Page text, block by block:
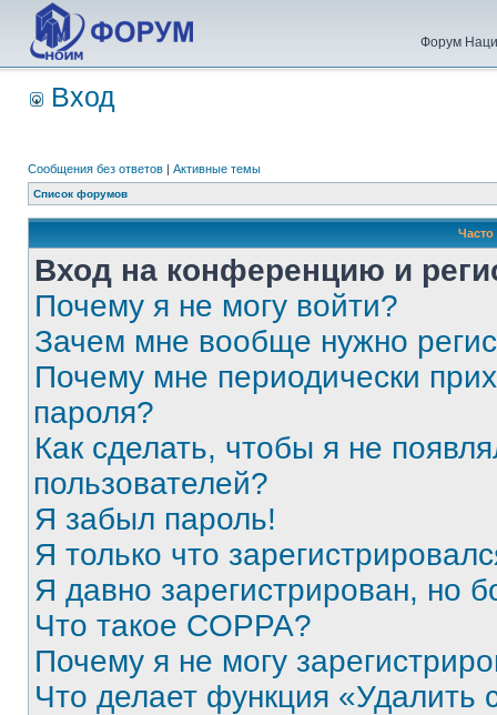
Форум
Вход
Сообщения без ответов | Активные темы
Список форумов
Вход на конференцию и
Почему я не могу войти?
Зачем мне вообще нужно
Почему мне периодически
пароля?
Как сделать, чтобы я не
пользователей?
Я забыл пароль!
Я только что
Я давно зарегистрирован, но
Что такое COPPA?
Почему я не могу
Что делает функция «Удалить